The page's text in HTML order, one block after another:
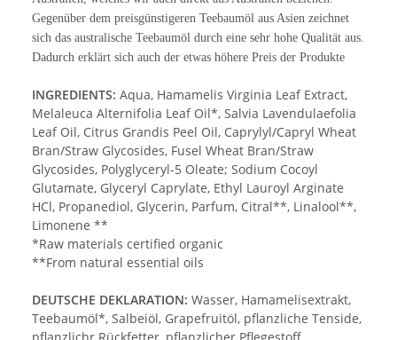
Gegenüber dem preisgünstigeren Teebaumöl aus Asien zeichnet
sich das australische Teebaumöl durch eine sehr hohe Qualität aus.
Dadurch erklärt sich auch der etwas höhere Preis der Produkte
INGREDIENTS: Aqua, Hamamelis Virginia Leaf Extract,
Melaleuca Alternifolia Leaf Oil*, Salvia Lavendulaefolia
Leaf Oil, Citrus Grandis Peel Oil, Caprylyl/Capryl Wheat
Bran/Straw Glycosides, Fusel Wheat Bran/Straw
Glycosides, Polyglyceryl-5 Oleate; Sodium Cocoyl
Glutamate, Glyceryl Caprylate, Ethyl Lauroyl Arginate
HCl, Propanediol, Glycerin, Parfum, Citral**, Linalool**,
Limonene **
*Raw materials certified organic
**From natural essential oils
DEUTSCHE DEKLARATION: Wasser, Hamamelisextrakt,
Teebaumöl*, Salbeiöl, Grapefruitöl, pflanzliche Tenside,